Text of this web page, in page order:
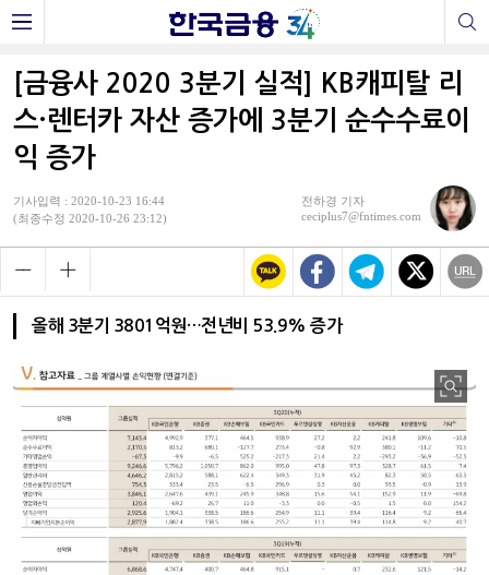
[금융사 2020 3분기 실적] KB캐피탈 리
스·렌터카 자산 증가에 3분기 순수수료이
익 증가
기사입력 : 2020-10-23 16:44
(최종수정 2020-10-26 23:12)
전하경 기자
ceciplus7@fntimes.com
올해 3분기 3801억원…전년비 53.9% 증가